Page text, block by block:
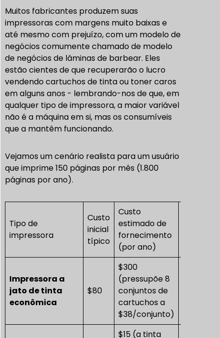
Muitos fabricantes produzem suas
impressoras com margens muito baixas e
até mesmo com prejuízo, com um modelo de
negócios comumente chamado de modelo
de negócios de lâminas de barbear. Eles
estão cientes de que recuperarão o lucro
vendendo cartuchos de tinta ou toner caros
em alguns anos - lembrando-nos de que, em
qualquer tipo de impressora, a maior variável
não é a máquina em si, mas os consumíveis
que a mantêm funcionando.
Vejamos um cenário realista para um usuário
que imprime 150 páginas por mês (1.800
páginas por ano).
Tipo de
impressora
Custo
inicial
típico
Custo
estimado de
fornecimento
(por ano)
Impressora a
jato de tinta
econômica
$80
$300
(pressupõe 8
conjuntos de
cartuchos a
$38/conjunto)
$15 (a tinta